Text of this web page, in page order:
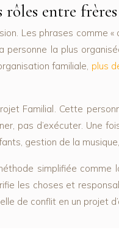
entre
Les phrases
la plus
familiale, plus
Familial. Cette
pas d’exécuter. Une
gestion de la
simplifiée
les choses et
de conflit en un projet